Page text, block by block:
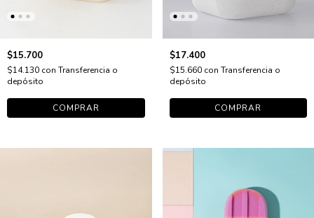
$15.700
$14.130 con Transferencia o
depósito
COMPRAR
$17.400
$15.660 con Transferencia o
depósito